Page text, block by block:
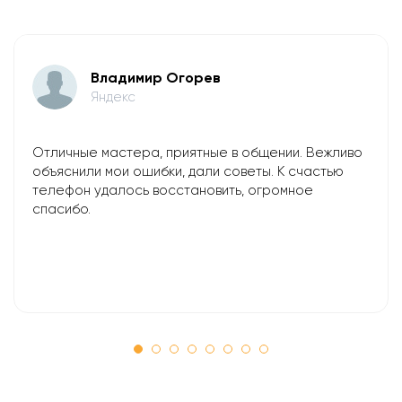
Владимир Огорев
Яндекс
Отличные мастера, приятные в общении. Вежливо
объяснили мои ошибки, дали советы. К счастью
телефон удалось восстановить, огромное
спасибо.